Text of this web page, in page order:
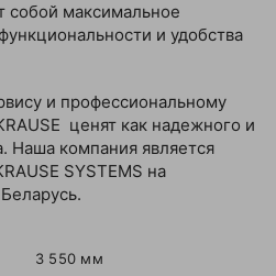
собой максимальное
и удобства
и профессиональному
ценят как надежного и
Наша компания является
SYSTEMS на
3 550 мм